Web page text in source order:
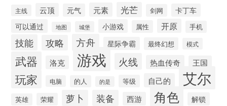
主线 云顶 元气 元素 光芒 剑网 卡丁车
可以通过 地图 城堡 小游戏 属性 开原 手机
技能 攻略 方舟 星际争霸 最终幻想 模式
武器 洛克 游戏 火线 热血传奇 王国
玩家 电脑 的人 的是 等级 自己的 艾尔
英雄 荣耀 萝卜 装备 西游 角色 解锁